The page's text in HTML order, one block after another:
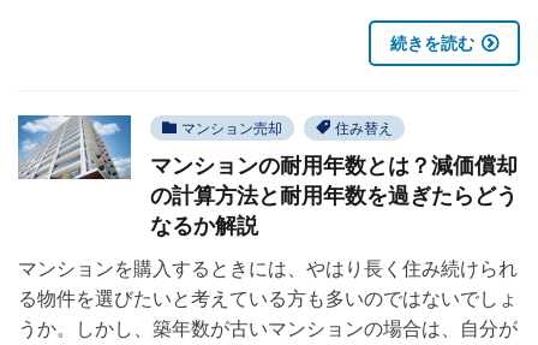
続きを読む
マンション売却 住み替え
マンションの耐用年数とは？減価償却
の計算方法と耐用年数を過ぎたらどう
なるか解説
マンションを購入するときには、やはり長く住み続けられ
る物件を選びたいと考えている方も多いのではないでしょ
うか。しかし、築年数が古いマンションの場合は、自分が